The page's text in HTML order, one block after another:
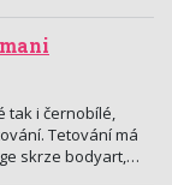
tak i černobílé,
Tetování má
skrze bodyart,…